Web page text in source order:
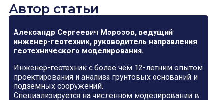
Автор статьи
Александр Сергеевич Морозов, ведущий
инженер-геотехник, руководитель направления
геотехнического моделирования.
Инженер-геотехник с более чем 12-летним опытом
проектирования и анализа грунтовых оснований и
подземных сооружений.
Специализируется на численном моделировании в